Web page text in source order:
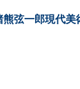
弦一郎現代美